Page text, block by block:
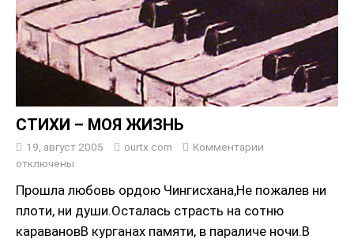
СТИХИ – МОЯ ЖИЗНЬ
19, август 2005 ourtx.com
Комментарии
отключены
Прошла любовь ордою Чингисхана,Не пожалев ни
плоти, ни души.Осталась страсть на сотню
каравановВ курганах памяти, в параличе ночи.В